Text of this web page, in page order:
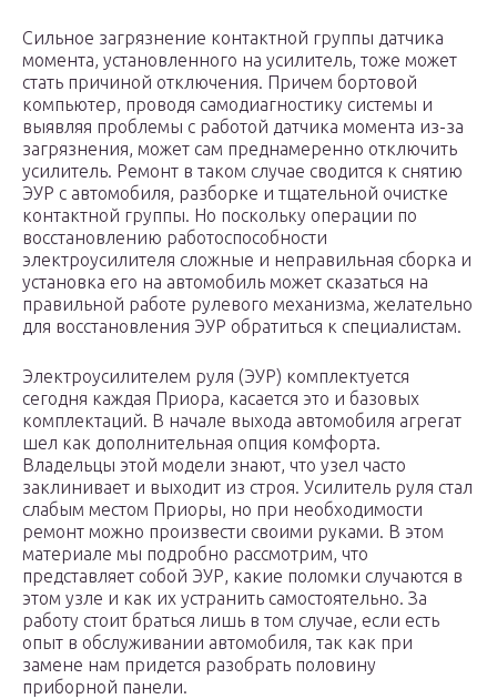
Сильное загрязнение контактной группы датчика
момента, установленного на усилитель, тоже может
стать причиной отключения. Причем бортовой
компьютер, проводя самодиагностику системы и
выявляя проблемы с работой датчика момента из-за
загрязнения, может сам преднамеренно отключить
усилитель. Ремонт в таком случае сводится к снятию
ЭУР с автомобиля, разборке и тщательной очистке
контактной группы. Но поскольку операции по
восстановлению работоспособности
электроусилителя сложные и неправильная сборка и
установка его на автомобиль может сказаться на
правильной работе рулевого механизма, желательно
для восстановления ЭУР обратиться к специалистам.
Электроусилителем руля (ЭУР) комплектуется
сегодня каждая Приора, касается это и базовых
комплектаций. В начале выхода автомобиля агрегат
шел как дополнительная опция комфорта.
Владельцы этой модели знают, что узел часто
заклинивает и выходит из строя. Усилитель руля стал
слабым местом Приоры, но при необходимости
ремонт можно произвести своими руками. В этом
материале мы подробно рассмотрим, что
представляет собой ЭУР, какие поломки случаются в
этом узле и как их устранить самостоятельно. За
работу стоит браться лишь в том случае, если есть
опыт в обслуживании автомобиля, так как при
замене нам придется разобрать половину
приборной панели.